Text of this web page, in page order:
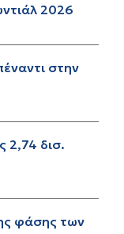
2026
στην
2,74 δισ.
φάσης των